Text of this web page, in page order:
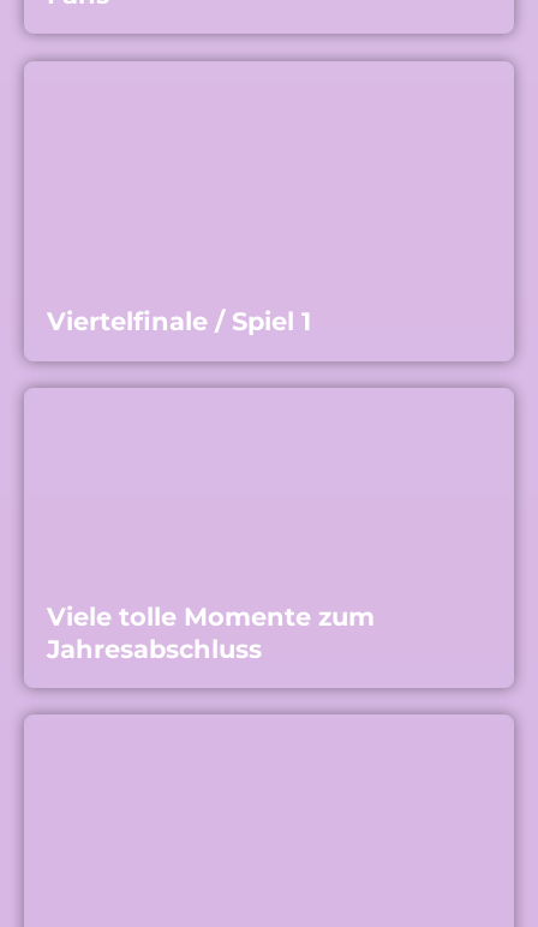
Viertelfinale / Spiel 1
Viele tolle Momente zum
Jahresabschluss